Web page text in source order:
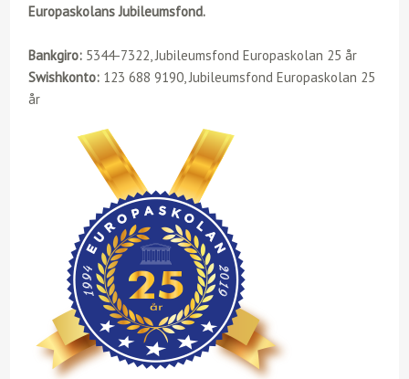
Europaskolans Jubileumsfond.
Bankgiro: 5344-7322, Jubileumsfond Europaskolan 25 år
Swishkonto: 123 688 9190, Jubileumsfond Europaskolan 25
år